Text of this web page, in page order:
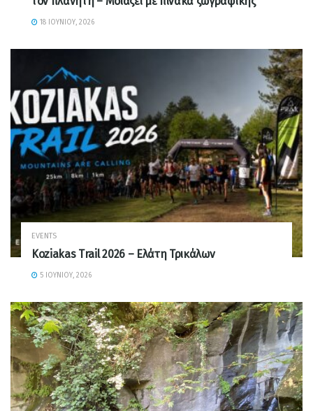
18 ΙΟΥΝΊΟΥ, 2026
EVENTS
Koziakas Trail 2026 – Ελάτη Τρικάλων
5 ΙΟΥΝΊΟΥ, 2026